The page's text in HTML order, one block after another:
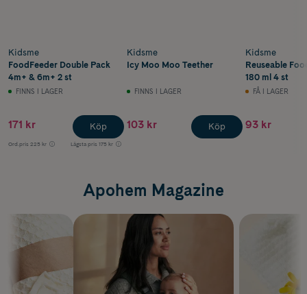
Kidsme
FoodFeeder Double Pack
4m+ & 6m+ 2 st
FINNS I LAGER
171 kr
Ord.pris 225 kr Lägsta pris 175 kr
Köp
Kidsme
Icy Moo Moo Teether
FINNS I LAGER
103 kr Köp
Kidsme
Reuseable
180 ml 4 st
FÅ I LAGER
93 kr
Apohem Magazine